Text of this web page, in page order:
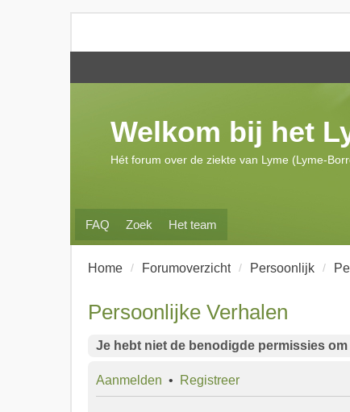
FAQ Zoek Het team
Welkom bij het
Hét forum over de ziekte van Lyme (Lyme-
Home Forumoverzicht Persoonlijk
Persoonlijke Verhalen
Je hebt niet de benodigde permissies
Aanmelden • Registreer